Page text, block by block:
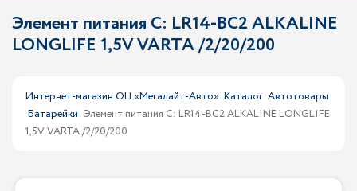
Элемент питания C: LR14-BC2 ALKALINE
LONGLIFE 1,5V VARTA /2/20/200
Интернет-магазин ОЦ «Мегалайт-Авто» Каталог Автотовары
Батарейки Элемент питания C: LR14-BC2 ALKALINE LONGLIFE
1,5V VARTA /2/20/200